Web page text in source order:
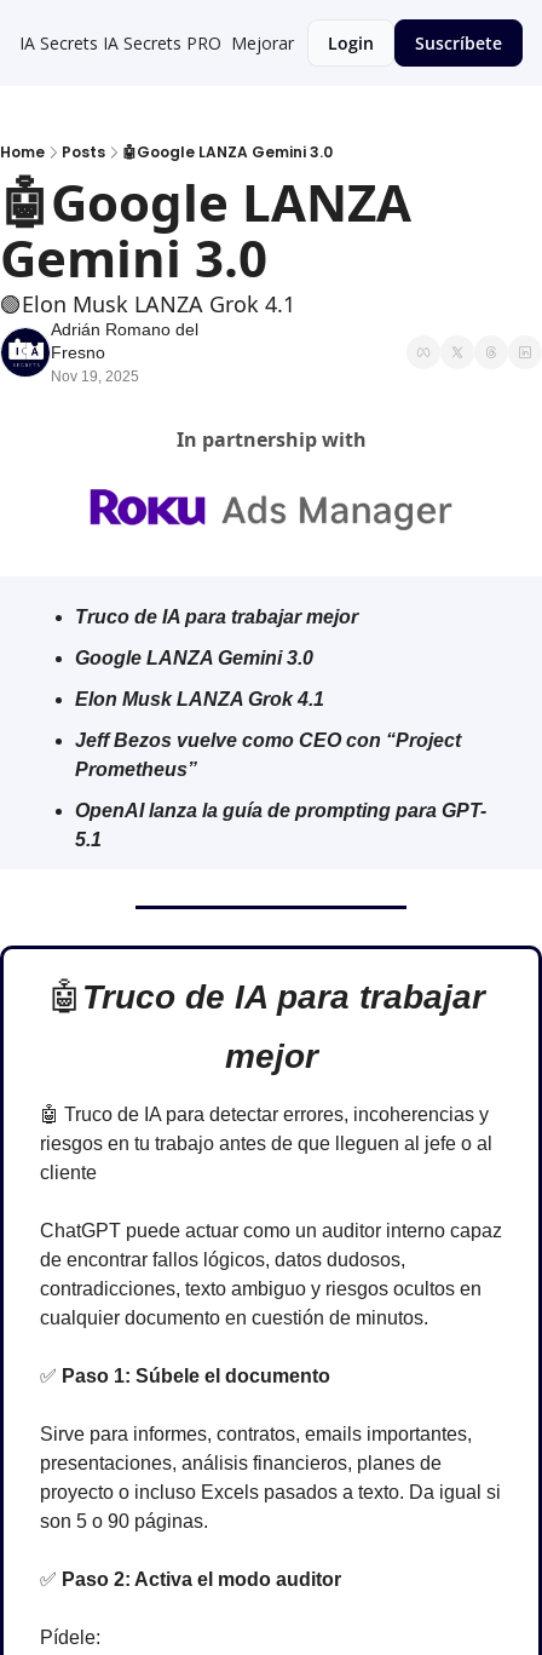
IA Secrets IA Secrets PRO Mejorar Login Suscríbete
Home Posts 🤖Google LANZA Gemini 3.0
🤖Google LANZA
Gemini 3.0
🟢Elon Musk LANZA Grok 4.1
Adrián Romano del
Fresno
Nov 19, 2025
In partnership with
Truco de IA para trabajar mejor
Google LANZA Gemini 3.0
Elon Musk LANZA Grok 4.1
Jeff Bezos vuelve como CEO con “Project
Prometheus”
OpenAI lanza la guía de prompting para GPT-
5.1
🤖 Truco de IA para trabajar
mejor
🤖 Truco de IA para detectar errores, incoherencias y
riesgos en tu trabajo antes de que lleguen al jefe o al
cliente
ChatGPT puede actuar como un auditor interno capaz
de encontrar fallos lógicos, datos dudosos,
contradicciones, texto ambiguo y riesgos ocultos en
cualquier documento en cuestión de minutos.
✅ Paso 1: Súbele el documento
Sirve para informes, contratos, emails importantes,
presentaciones, análisis financieros, planes de
proyecto o incluso Excels pasados a texto. Da igual si
son 5 o 90 páginas.
✅ Paso 2: Activa el modo auditor
Pídele: